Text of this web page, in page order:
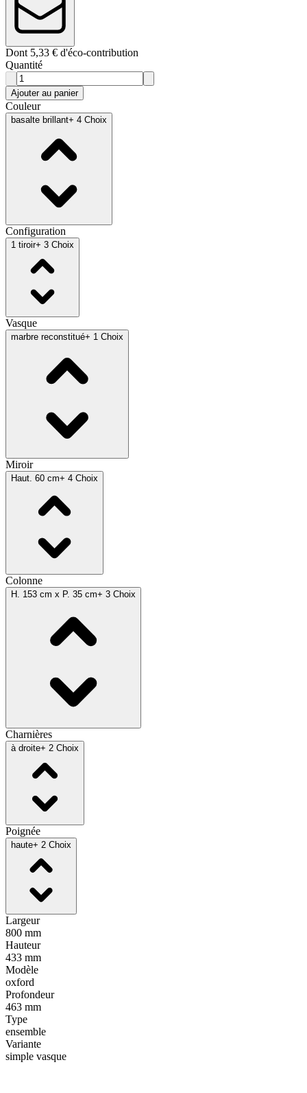
Dont 5,33 € d'éco-contribution
Quantité
Ajouter au panier
Couleur
basalte brillant+ 4 Choix
Configuration
1 tiroir+ 3 Choix
Vasque
marbre reconstitué+ 1 Choix
Miroir
Haut. 60 cm+ 4 Choix
Colonne
H. 153 cm x P. 35 cm+ 3 Choix
Charnières
à droite+ 2 Choix
Poignée
haute+ 2 Choix
Largeur
800 mm
Hauteur
433 mm
Modèle
oxford
Profondeur
463 mm
Type
ensemble
Variante
simple vasque